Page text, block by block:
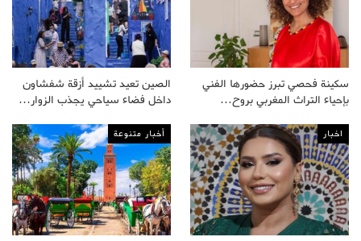
سكينة فحصي تبرز حضورها الفني
بإحياء التراث المغربي بروح…
الصين تعيد تشييد أزقة شفشاون
داخل فضاء سياحي يجذب الزوار…
اخبار أخبار متنوعة